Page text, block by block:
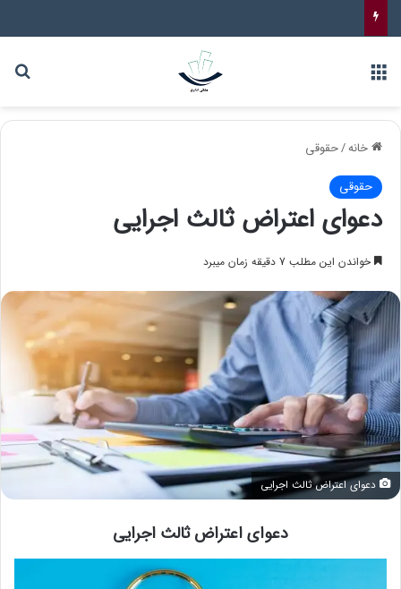
خانه/حقوقی
حقوقی
دعوای اعتراض ثالث اجرایی
خواندن این مطلب 7 دقیقه زمان میبرد
دعوای اعتراض ثالث اجرایی
دعوای اعتراض ثالث اجرایی